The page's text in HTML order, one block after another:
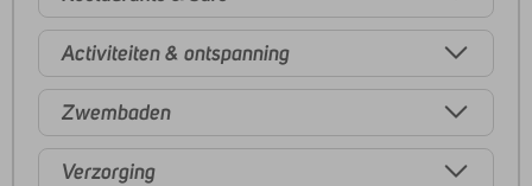
Activiteiten & ontspanning
Zwembaden
Verzorging